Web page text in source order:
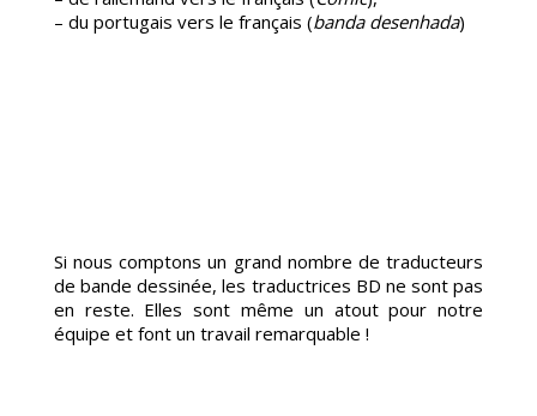
– du portugais vers le français (banda desenhada)
Si nous comptons un grand nombre de traducteurs
de bande dessinée, les traductrices BD ne sont pas
en reste. Elles sont même un atout pour notre
équipe et font un travail remarquable !